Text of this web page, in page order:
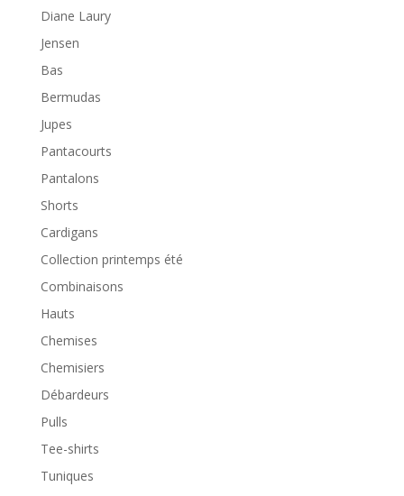
Diane Laury
Jensen
Bas
Bermudas
Jupes
Pantacourts
Pantalons
Shorts
Cardigans
Collection printemps été
Combinaisons
Hauts
Chemises
Chemisiers
Débardeurs
Pulls
Tee-shirts
Tuniques